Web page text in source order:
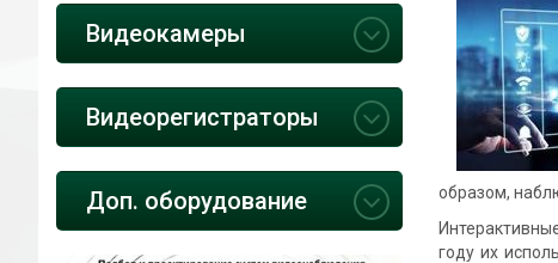
Видеокамеры
Видеорегистраторы
Доп. оборудование
образом,
году их